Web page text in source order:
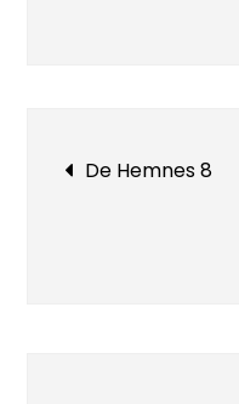
Bericht
De Hemnes 8